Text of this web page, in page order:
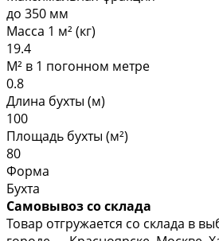
до 350 мм
Масса 1 м² (кг)
19.4
М² в 1 погонном метре
0.8
Длина бухты (м)
100
Площадь бухты (м²)
80
Форма
Бухта
Самовывоз со склада
Товар отгружается со склада в